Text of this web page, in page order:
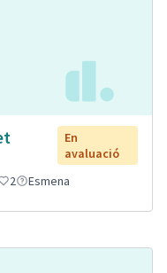
En
avaluació
2 Esmena